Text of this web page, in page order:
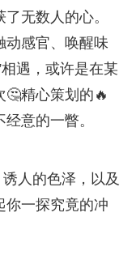
无数人的心。
动感官、唤醒味
遇，或许是在某
精心策划的🔥
意的一瞥。
人的色泽，以及
你一探究竟的冲